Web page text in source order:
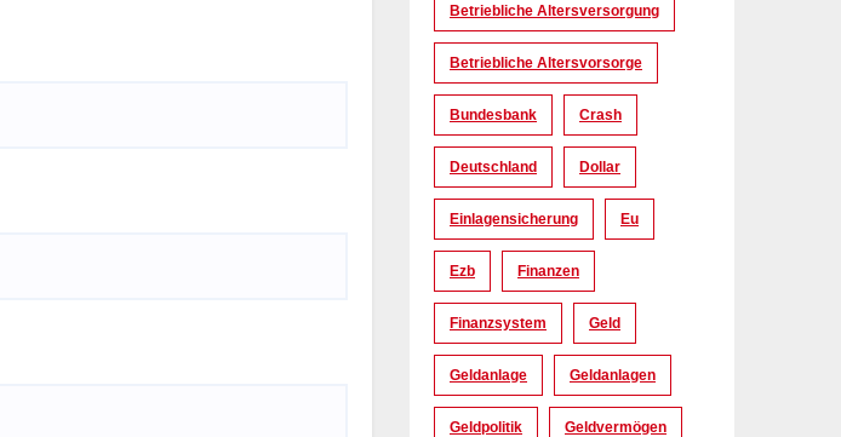
Betriebliche Altersversorgung
Betriebliche Altersvorsorge
Bundesbank Crash
Deutschland Dollar
Einlagensicherung Eu
Ezb Finanzen
Finanzsystem Geld
Geldanlage Geldanlagen
Geldpolitik Geldvermögen